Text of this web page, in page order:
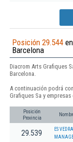
Posición 29.544
Barcelona
Diacrom Arts Grafiques
Barcelona.
A continuación podrá
Grafiques Sa y
Posición
Provincia
29.539
ES